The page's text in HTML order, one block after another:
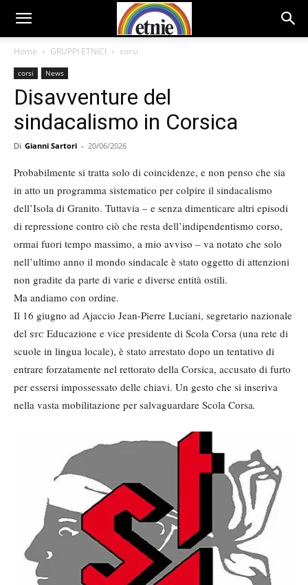
Home GRUPPI ETNICI corsi
corsi News
Disavventure del
sindacalismo in Corsica
Di Gianni Sartori - 20/06/2026
Probabilmente si tratta solo di coincidenze, e non penso che sia
in atto un programma sistematico per colpire il sindacalismo
dell’Isola di Granito. Tuttavia – e senza dimenticare altri episodi
di repressione contro ciò che resta dell’indipendentismo corso,
ormai fuori tempo massimo, a mio avviso – va notato che solo
nell’ultimo anno il mondo sindacale è stato oggetto di attenzioni
non gradite da parte di varie e diverse entità ostili.
Ma andiamo con ordine.
Il 16 giugno ad Ajaccio Jean-Pierre Luciani, segretario nazionale
del stc Educazione e vice presidente di Scola Corsa (una rete di
scuole in lingua locale), è stato arrestato dopo un tentativo di
entrare forzatamente nel rettorato della Corsica, accusato di furto
per essersi impossessato delle chiavi. Un gesto che si inseriva
nella vasta mobilitazione per salvaguardare Scola Corsa.